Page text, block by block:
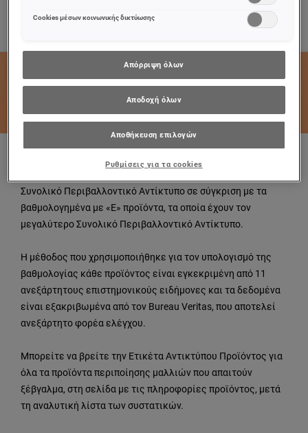
Συνολικό Περιβαλλοντικό Αντίκτυπο σε σύγκριση με τα
βαθμολογημένα με «Ε» προϊόντα, τα οποία έχουν τον
μεγαλύτερο Συνολικό Περιβαλλοντικό Αντίκτυπο.
Η μέθοδος που χρησιμοποιήθηκε για τον υπολογισμό της
βαθμολογίας κάθε προϊόντος είναι εγκεκριμένη από 11
ανεξάρτητους επιστημονικούς ειδήμονες και τα δεδομένα
είναι εξακριβωμένα από τον Bureau Veritas, που αποτελεί
ανεξάρτητο φορέα ελέγχου.
Μπορείτε να βρείτε την Ετικέτα Αντικτύπου Προϊόντος για
όλα τα προϊόντα περιποίησης μαλλιών που απαιτούν
ξέβγαλμα, στη σελίδα με τις πληροφορίες προϊόντος, μετά
τη αναλυτική λίστα των συστατικών.
Περισσότερες πληροφορίες μπορείτε να βρείτε στην
Cookies μέσων κοινωνικής δικτύωσης
Απόρριψη όλων
Αποδοχή όλων
Αποθήκευση επιλογών
Ρυθμίσεις για τα cookies